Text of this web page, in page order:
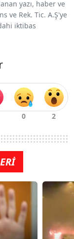
yazı, haber ve
ve Rek. Tic. A.Ş'ye
iktibas